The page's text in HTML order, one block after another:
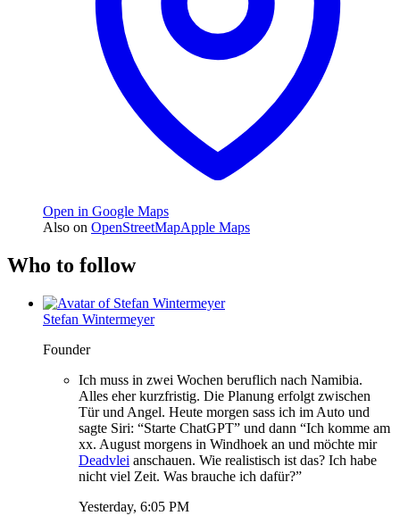
Open in Google Maps
Also on OpenStreetMapApple Maps
Who to follow
Stefan Wintermeyer
Founder
Ich muss in zwei Wochen beruflich nach Namibia.
Alles eher kurzfristig. Die Planung erfolgt zwischen
Tür und Angel. Heute morgen sass ich im Auto und
sagte Siri: “Starte ChatGPT” und dann “Ich komme am
xx. August morgens in Windhoek an und möchte mir
Deadvlei anschauen. Wie realistisch ist das? Ich habe
nicht viel Zeit. Was brauche ich dafür?”
Yesterday, 6:05 PM